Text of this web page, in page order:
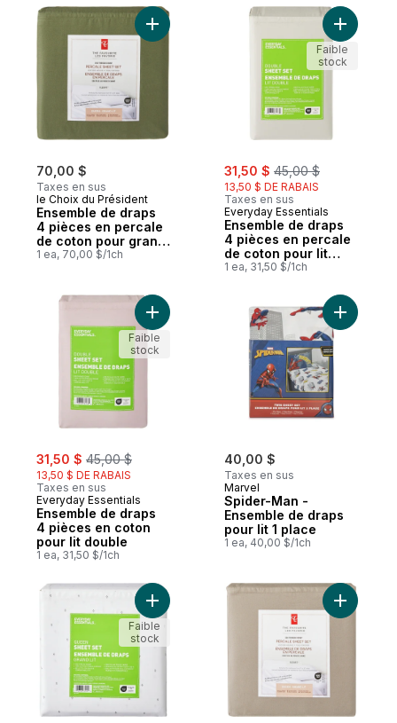
70,00 $
Taxes en sus
le Choix du Président
Ensemble de draps
4 pièces en percale
de coton pour grand
lit
1 ea, 70,00 $/1ch
Ajouter Ensemble de draps 4 pièces en
sale:
31,50 $ , formerly:
45,00 $
13,50 $ DE RABAIS
Taxes en sus
Everyday Essentials
Ensemble de draps
4 pièces en percale
de coton pour lit
double
1 ea, 31,50 $/1ch
Faible
stock
sale:
31,50 $ , formerly:
45,00 $
13,50 $ DE RABAIS
Taxes en sus
Everyday Essentials
Ensemble de draps
4 pièces en coton
pour lit double
1 ea, 31,50 $/1ch
Ajouter Ensemble de draps 4 pièces en
Faible
stock
40,00 $
Taxes en sus
Marvel
Spider-Man -
Ensemble de draps
pour lit 1 place
1 ea, 40,00 $/1ch
Ajouter
Ajouter Ensemble de draps 4 pièces en
Faible
stock
Ajouter